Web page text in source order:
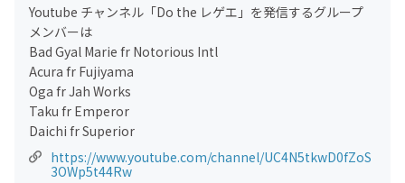
Youtube チャンネル「Do the レゲエ」を発信するグループ
メンバーは
Bad Gyal Marie fr Notorious Intl
Acura fr Fujiyama
Oga fr Jah Works
Taku fr Emperor
Daichi fr Superior
https://www.youtube.com/channel/UC4N5tkwD0fZoS
3OWp5t44Rw